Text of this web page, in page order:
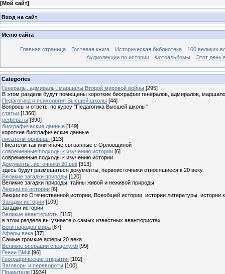
[Мой сайт]
Вход на сайт
Меню сайта
Главная страница Гостевая книга Историческая библиотека
100 великих
Аудиолекции по истории
Фотоальбомы Этот день
Categories
Генералы, адмиралы, маршалы Второй мировой войны [295]
В этом разделе будут помещены короткие биографии генералов, адмиралов,
Педагогика и психология Высшей школы [44]
Вопросы и ответы по курсу "Педагогика Высшей школы"
статьи [1360]
рефераты [390]
биографические данные [149]
короткие биографические данные
писатели-орловцы [123]
Писатели так или иначе связанные с Орловщиной
современные подходы к изучению истории [6]
современные подходы к изучению истории
Документы, источники 20 век [313]
здесь будут размещаться документы, первоисточники относящиеся к 20 веку.
Великие загадки природы [120]
Великие загадки природы: тайны живой и неживой природы
Лекции по истории [6]
Лекции по Отечественной истории, Всеобщей истории, истории литературы, истории
Загадки истории [109]
загадки истории
Великие авантюристы [115]
в этом разделе вы узнаете о самых известных авантюристах
Боги народов мира [87]
Аферы века [37]
Самые громкие аферы 20 века
Великие операции спецслужб [99]
Гении ВМФ [96]
Географические открытия [102]
Заговоры и перевороты [100]
Правители [1934]